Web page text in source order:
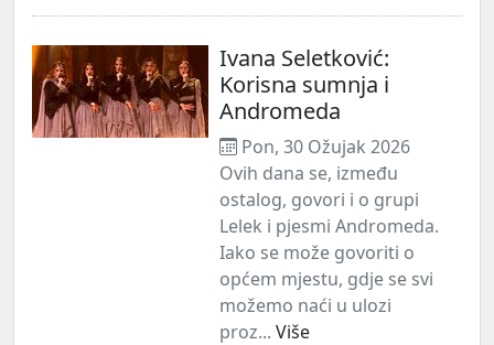
Ivana Seletković:
Korisna sumnja i
Andromeda
Pon, 30 Ožujak 2026
Ovih dana se, između
ostalog, govori i o grupi
Lelek i pjesmi Andromeda.
Iako se može govoriti o
općem mjestu, gdje se svi
možemo naći u ulozi
proz... Više